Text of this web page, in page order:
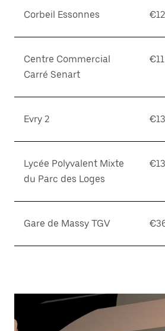
Corbeil Essonnes €12
Centre Commercial
Carré Senart
€11
Evry 2 €13
Lycée Polyvalent Mixte
du Parc des Loges
€13
Gare de Massy TGV